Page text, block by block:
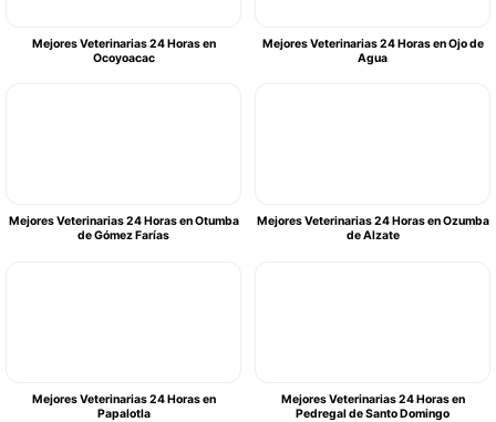
Mejores Veterinarias 24 Horas en
Ocoyoacac
Mejores Veterinarias 24 Horas en Ojo de
Agua
Mejores Veterinarias 24 Horas en Otumba
de Gómez Farías
Mejores Veterinarias 24 Horas en Ozumba
de Alzate
Mejores Veterinarias 24 Horas en
Papalotla
Mejores Veterinarias 24 Horas en
Pedregal de Santo Domingo